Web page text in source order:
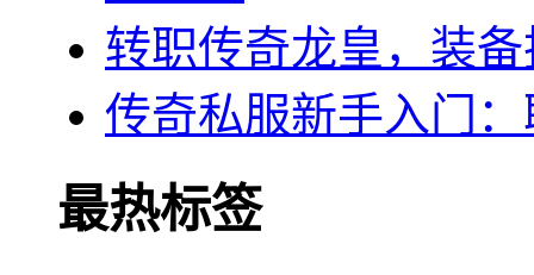
转职传奇龙皇，装
传奇私服新手入门
最热标签